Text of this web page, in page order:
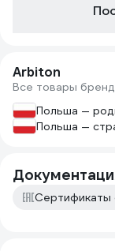
Arbiton
Все товары
Польша —
Польша —
Сертификаты